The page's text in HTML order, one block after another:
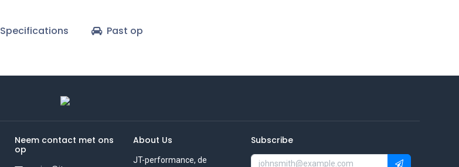
Specifications Past op
Neem contact met ons
op
About Us
JT-performance, de
Subscribe